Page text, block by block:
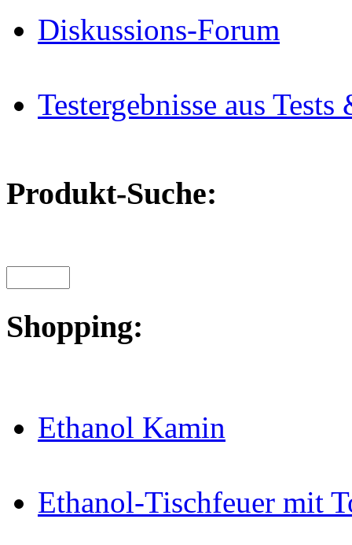
Diskussions-Forum
Testergebnisse aus
Produkt-Suche:
Shopping:
Ethanol Kamin
Ethanol-Tischfeuer mit